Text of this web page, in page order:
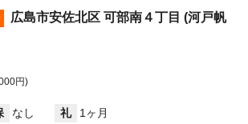
広島市安佐北区 可部南４丁目 (河戸帆
円)
なし 礼
1ヶ月